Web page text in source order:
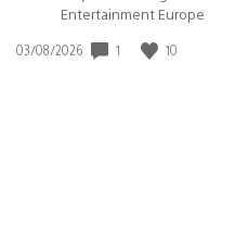
Entertainment Europe
Date
03/08/2026 1 10